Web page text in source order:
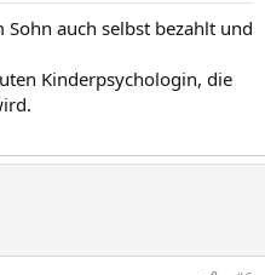
auch selbst bezahlt und
Kinderpsychologin, die